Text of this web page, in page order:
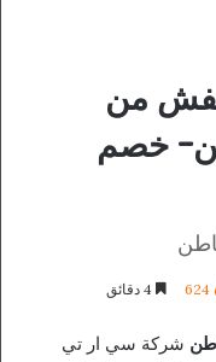
عفش من
خصم
624
شركة سي ار تي